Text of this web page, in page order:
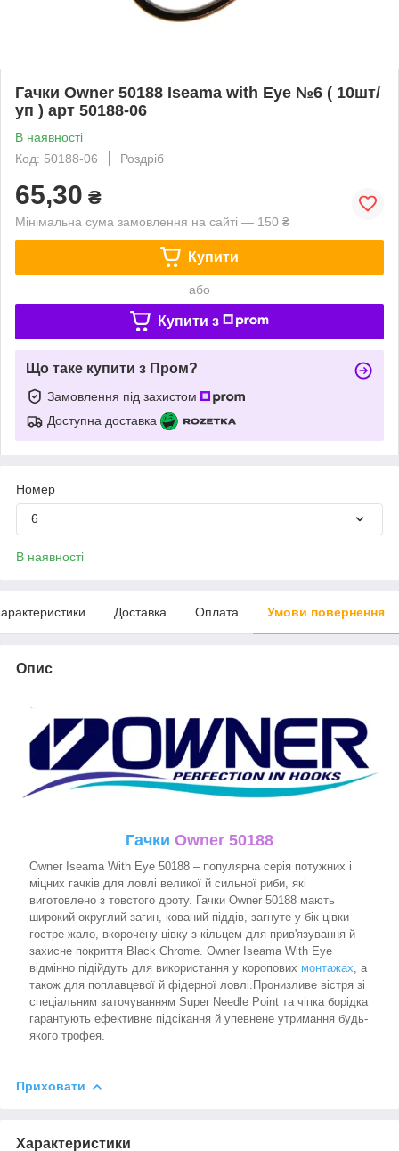
Гачки Owner 50188 Iseama with Eye №6 ( 10шт/
уп ) арт 50188-06
В наявності
Код: 50188-06
Роздріб
65,30 ₴
Мінімальна сума замовлення на сайті — 150 ₴
Купити
або
Купити з
Що таке купити з Пром?
Замовлення під захистом
Доступна доставка
Номер
6
В наявності
Доставка Оплата Умови повернення
Опис
Гачки Owner 50188
Owner Iseama With Eye 50188 – популярна серія потужних і
міцних гачків для ловлі великої й сильної риби, які
виготовлено з товстого дроту. Гачки Owner 50188 мають
широкий округлий загин, кований піддів, загнуте у бік цівки
гостре жало, вкорочену цівку з кільцем для прив'язування й
захисне покриття Black Chrome. Owner Iseama With Eye
відмінно підійдуть для використання у коропових монтажах , а
також для поплавцевої й фідерної ловлі.Пронизливе вістря зі
спеціальним заточуванням Super Needle Point та чіпка борідка
гарантують ефективне підсікання й упевнене утримання будь-
якого трофея.
Приховати
Характеристики